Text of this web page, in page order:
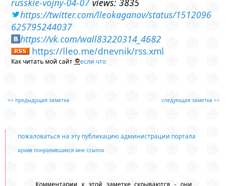
russkie-vojny-04-07 views: 3835
https://twitter.com/lleokaganov/status/1512096
625795244037
https://vk.com/wall83220314_4682
https://lleo.me/dnevnik/rss.xml
Как читать мой сайт если что
<< предыдущая заметка следующая заметка >>
пожаловаться на эту публикацию администрации портала
архив понравившихся мне ссылок